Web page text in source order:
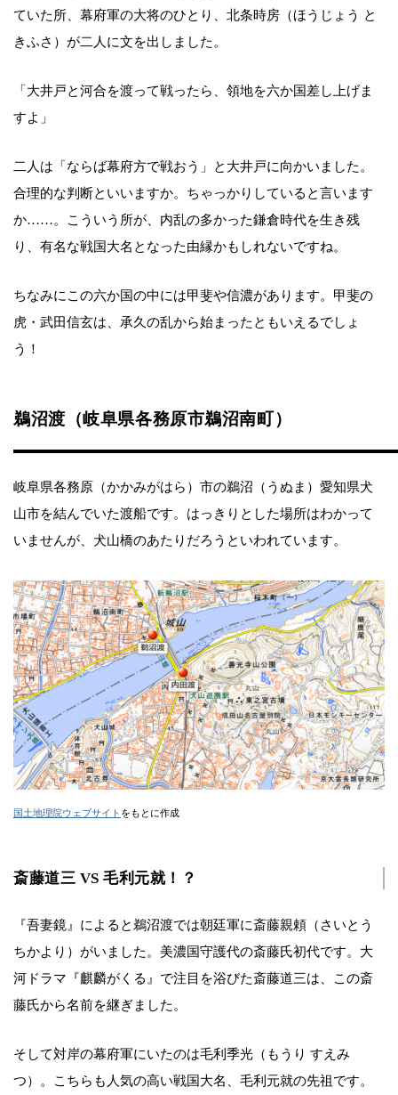
ていた所、幕府軍の大将のひとり、北条時房（ほうじょう と
きふさ）が二人に文を出しました。
「大井戸と河合を渡って戦ったら、領地を六か国差し上げま
すよ」
二人は「ならば幕府方で戦おう」と大井戸に向かいました。
合理的な判断といいますか。ちゃっかりしていると言います
か……。こういう所が、内乱の多かった鎌倉時代を生き残
り、有名な戦国大名となった由縁かもしれないですね。
ちなみにこの六か国の中には甲斐や信濃があります。甲斐の
虎・武田信玄は、承久の乱から始まったともいえるでしょ
う！
鵜沼渡（岐阜県各務原市鵜沼南町）
岐阜県各務原（かかみがはら）市の鵜沼（うぬま）愛知県犬
山市を結んでいた渡船です。はっきりとした場所はわかって
いませんが、犬山橋のあたりだろうといわれています。
国土地理院ウェブサイト をもとに作成
斎藤道三 VS 毛利元就！？
『吾妻鏡』によると鵜沼渡では朝廷軍に斎藤親頼（さいとう
ちかより）がいました。美濃国守護代の斎藤氏初代です。大
河ドラマ『麒麟がくる』で注目を浴びた斎藤道三は、この斎
藤氏から名前を継ぎました。
そして対岸の幕府軍にいたのは毛利季光（もうり すえみ
つ）。こちらも人気の高い戦国大名、毛利元就の先祖です。